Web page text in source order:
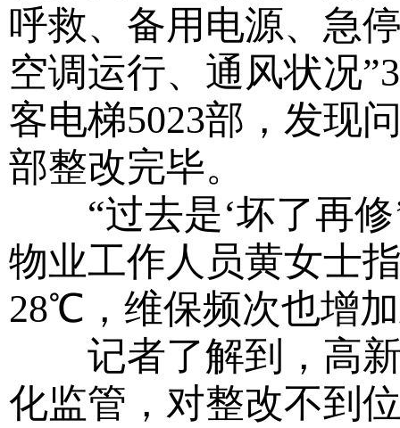
呼救、备用电源、急
空调运行、通风状况
客电梯5023部，发现
部整改完毕。
“过去是‘坏了再修’
物业工作人员黄女士
28℃，维保频次也增
记者了解到，高新
化监管，对整改不到